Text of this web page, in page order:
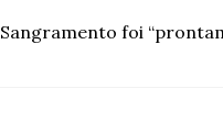
Sangramento foi